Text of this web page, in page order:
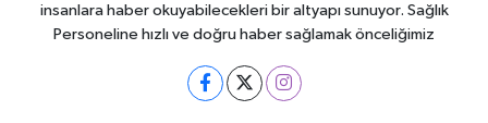
insanlara haber okuyabilecekleri bir altyapı sunuyor. Sağlık
Personeline hızlı ve doğru haber sağlamak önceliğimiz